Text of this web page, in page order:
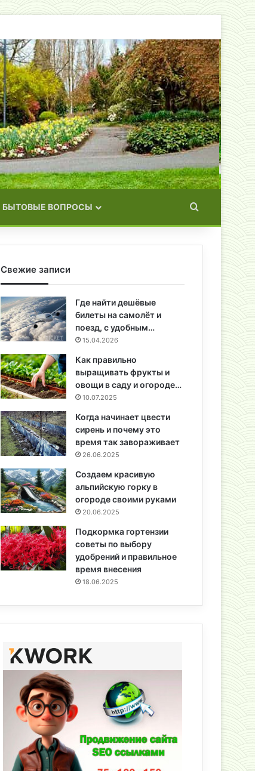
БЫТОВЫЕ ВОПРОСЫ Искать
Свежие записи
Где найти дешёвые
билеты на самолёт и
поезд, с удобным…
15.04.2026
Как правильно
выращивать фрукты и
овощи в саду и огороде…
10.07.2025
Когда начинает цвести
сирень и почему это
время так завораживает
26.06.2025
Создаем красивую
альпийскую горку в
огороде своими руками
20.06.2025
Подкормка гортензии
советы по выбору
удобрений и правильное
время внесения
18.06.2025